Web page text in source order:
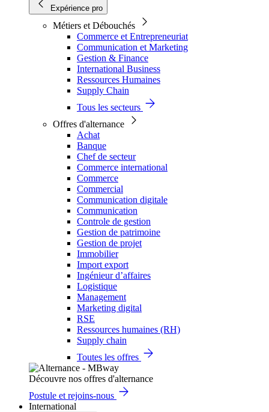
Expérience pro
Métiers et Débouchés
Commerce et Entrepreneuriat
Communication et Marketing
Gestion & Finance
International Business
Ressources Humaines
Supply Chain
Tous les secteurs
Offres d'alternance
Achat
Banque
Chef de secteur
Commerce international
Commerce
Commercial
Communication digitale
Communication
Controle de gestion
Gestion de patrimoine
Gestion de projet
Immobilier
Import export
Ingénieur d’affaires
Logistique
Management
Marketing digital
RSE
Ressources humaines (RH)
Supply chain
Toutes les offres
Découvre nos offres d'alternance
Postule et rejoins-nous
International